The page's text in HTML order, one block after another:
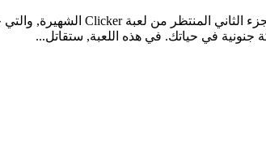
في حياتك. في هذه اللعبة, ستقاتل...